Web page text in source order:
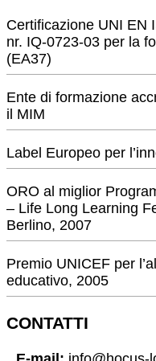
Certificazione UNI EN
nr. IQ-0723-03 per la
(EA37)
Ente di formazione
il MIM
Label Europeo per
ORO al miglior
– Life Long Learning
Berlino, 2007
Premio UNICEF per
educativo, 2005
CONTATTI